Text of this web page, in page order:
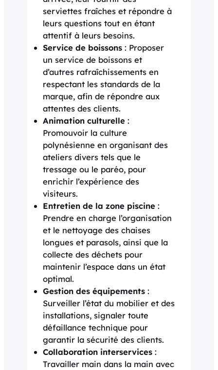
serviettes fraîches et répondre à
leurs questions tout en étant
attentif à leurs besoins.
Service de boissons : Proposer
un service de boissons et
d’autres rafraîchissements en
respectant les standards de la
marque, afin de répondre aux
attentes des clients.
Animation culturelle :
Promouvoir la culture
polynésienne en organisant des
ateliers divers tels que le
tressage ou le paréo, pour
enrichir l’expérience des
visiteurs.
Entretien de la zone piscine :
Prendre en charge l’organisation
et le nettoyage des chaises
longues et parasols, ainsi que la
collecte des déchets pour
maintenir l’espace dans un état
optimal.
Gestion des équipements :
Surveiller l’état du mobilier et des
installations, signaler toute
défaillance technique pour
garantir la sécurité des clients.
Collaboration interservices :
Travailler main dans la main avec